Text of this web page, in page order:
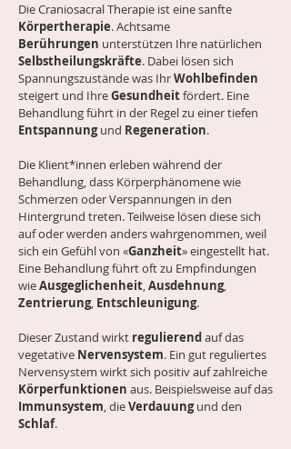
Die Craniosacral Therapie ist eine sanfte
Körpertherapie. Achtsame
Berührungen unterstützen Ihre natürlichen
Selbstheilungskräfte. Dabei lösen sich
Spannungszustände was IhrWohlbefinden
steigert und IhreGesundheitfördert. Eine
Behandlung führt in der Regel zu einer tiefen
Entspannungund Regeneration.
Die Klient*innen erleben während der
Behandlung, dass Körperphänomene wie
Schmerzen oder Verspannungen in den
Hintergrund treten. Teilweise lösen diese sich
auf oder werden anders wahrgenommen, weil
sich ein Gefühl von «Ganzheit» eingestellt hat.
Eine Behandlung führt oft zu Empfindungen
wieAusgeglichenheit,Ausdehnung,
Zentrierung, Entschleunigung.
Dieser Zustand wirkt regulierendauf das
vegetative Nervensystem. Ein gut reguliertes
Nervensystem wirkt sich positiv auf zahlreiche
Körperfunktionen aus. Beispielsweise auf das
Immunsystem, dieVerdauungund den
Schlaf.